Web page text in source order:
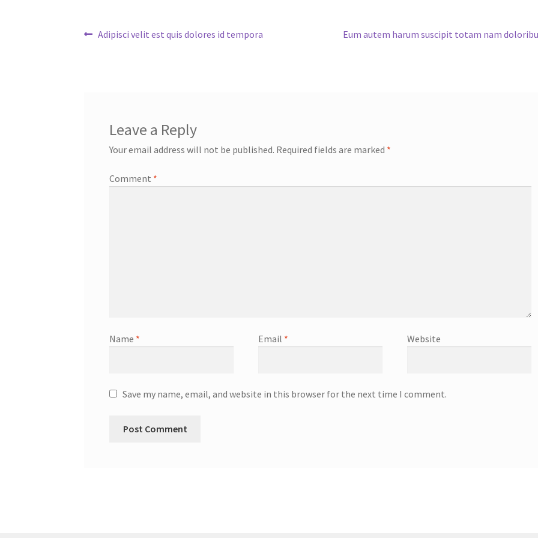
Post
Previous
Adipisci velit est quis dolores id tempora
Next
Eum autem harum suscipit totam nam
Leave a Reply
Your email address will not be published. Required fields are marked *
Comment *
Name * Email * Website
Save my name, email, and website in this browser for the next time I comment.